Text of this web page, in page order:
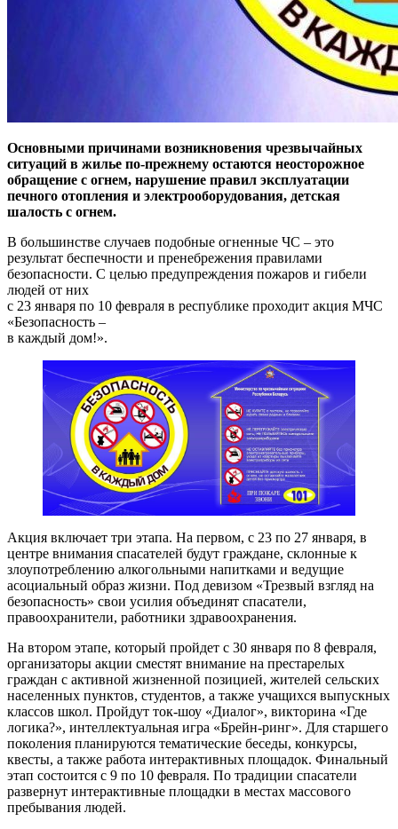
Основными причинами возникновения чрезвычайных
ситуаций в жилье по-прежнему остаются неосторожное
обращение с огнем, нарушение правил эксплуатации
печного отопления и электрооборудования, детская
шалость с огнем.
В большинстве случаев подобные огненные ЧС – это
результат беспечности и пренебрежения правилами
безопасности. С целью предупреждения пожаров и гибели
людей от них
с 23 января по 10 февраля в республике проходит акция МЧС
«Безопасность –
в каждый дом!».
Акция включает три этапа. На первом, с 23 по 27 января, в
центре внимания спасателей будут граждане, склонные к
злоупотреблению алкогольными напитками и ведущие
асоциальный образ жизни. Под девизом «Трезвый взгляд на
безопасность» свои усилия объединят спасатели,
правоохранители, работники здравоохранения.
На втором этапе, который пройдет с 30 января по 8 февраля,
организаторы акции сместят внимание на престарелых
граждан с активной жизненной позицией, жителей сельских
населенных пунктов, студентов, а также учащихся выпускных
классов школ. Пройдут ток-шоу «Диалог», викторина «Где
логика?», интеллектуальная игра «Брейн-ринг». Для старшего
поколения планируются тематические беседы, конкурсы,
квесты, а также работа интерактивных площадок. Финальный
этап состоится с 9 по 10 февраля. По традиции спасатели
развернут интерактивные площадки в местах массового
пребывания людей.